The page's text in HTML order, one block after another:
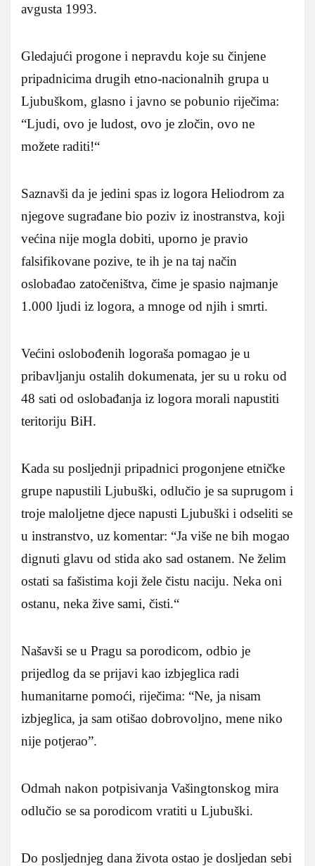
avgusta 1993.
Gledajući progone i nepravdu koje su činjene
pripadnicima drugih etno-nacionalnih grupa u
Ljubuškom, glasno i javno se pobunio riječima:
“Ljudi, ovo je ludost, ovo je zločin, ovo ne
možete raditi!“
Saznavši da je jedini spas iz logora Heliodrom za
njegove sugrađane bio poziv iz inostranstva, koji
većina nije mogla dobiti, uporno je pravio
falsifikovane pozive, te ih je na taj način
oslobađao zatočeništva, čime je spasio najmanje
1.000 ljudi iz logora, a mnoge od njih i smrti.
Većini oslobođenih logoraša pomagao je u
pribavljanju ostalih dokumenata, jer su u roku od
48 sati od oslobađanja iz logora morali napustiti
teritoriju BiH.
Kada su posljednji pripadnici progonjene etničke
grupe napustili Ljubuški, odlučio je sa suprugom i
troje maloljetne djece napusti Ljubuški i odseliti se
u instranstvo, uz komentar: “Ja više ne bih mogao
dignuti glavu od stida ako sad ostanem. Ne želim
ostati sa fašistima koji žele čistu naciju. Neka oni
ostanu, neka žive sami, čisti.“
Našavši se u Pragu sa porodicom, odbio je
prijedlog da se prijavi kao izbjeglica radi
humanitarne pomoći, riječima: “Ne, ja nisam
izbjeglica, ja sam otišao dobrovoljno, mene niko
nije potjerao”.
Odmah nakon potpisivanja Vašingtonskog mira
odlučio se sa porodicom vratiti u Ljubuški.
Do posljednjeg dana života ostao je dosljedan sebi